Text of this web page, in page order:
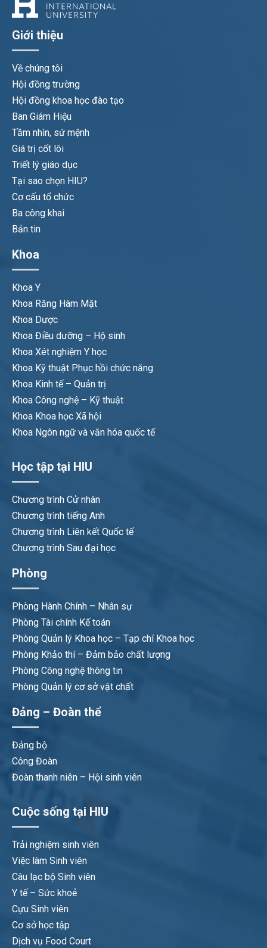
Giới thiệu
Về chúng tôi
Hội đồng trường
Hội đồng khoa học đào tạo
Ban Giám Hiệu
Tầm nhìn, sứ mệnh
Giá trị cốt lõi
Triết lý giáo dục
Tại sao chọn HIU?
Cơ cấu tổ chức
Ba công khai
Bản tin
Khoa
Khoa Y
Khoa Răng Hàm Mặt
Khoa Dược
Khoa Điều dưỡng – Hộ sinh
Khoa Xét nghiệm Y học
Khoa Kỹ thuật Phục hồi chức năng
Khoa Kinh tế – Quản trị
Khoa Công nghệ – Kỹ thuật
Khoa Khoa học Xã hội
Khoa Ngôn ngữ và văn hóa quốc tế
Học tập tại HIU
Chương trình Cử nhân
Chương trình tiếng Anh
Chương trình Liên kết Quốc tế
Chương trình Sau đại học
Phòng
Phòng Hành Chính – Nhân sự
Phòng Tài chính Kế toán
Phòng Quản lý Khoa học – Tạp chí Khoa học
Phòng Khảo thí – Đảm bảo chất lượng
Phòng Công nghệ thông tin
Phòng Quản lý cơ sở vật chất
Đảng – Đoàn thể
Đảng bộ
Công Đoàn
Đoàn thanh niên – Hội sinh viên
Cuộc sống tại HIU
Trải nghiệm sinh viên
Việc làm Sinh viên
Câu lạc bộ Sinh viên
Y tế – Sức khoẻ
Cựu Sinh viên
Cơ sở học tập
Dịch vụ Food Court